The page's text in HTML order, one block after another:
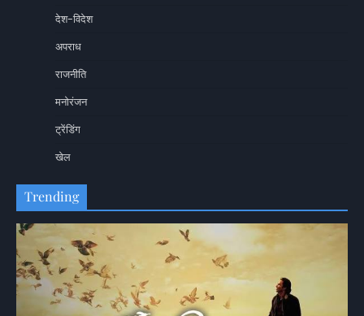
देश-विदेश
अपराध
राजनीति
मनोरंजन
ट्रेंडिंग
खेल
Trending